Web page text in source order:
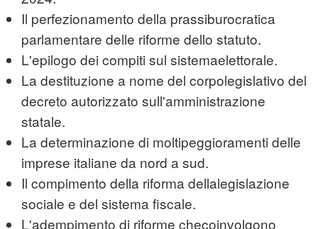
Il perfezionamento della prassiburocratica
parlamentare delle riforme dello statuto.
L'epilogo dei compiti sul sistemaelettorale.
La destituzione a nome del corpolegislativo del
decreto autorizzato sull'amministrazione
statale.
La determinazione di moltipeggioramenti delle
imprese italiane da nord a sud.
Il compimento della riforma dellalegislazione
sociale e del sistema fiscale.
L'adempimento di riforme checoinvolgono